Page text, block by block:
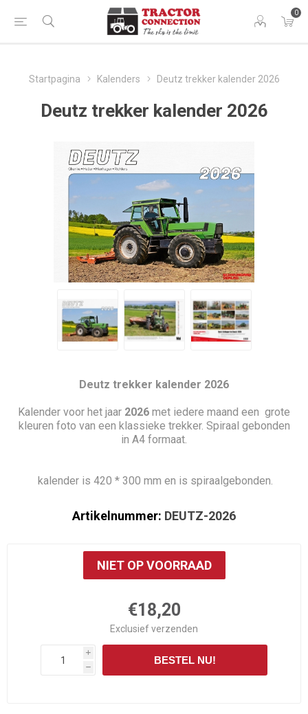
0
Startpagina Kalenders Deutz trekker kalender 2026
Deutz trekker kalender 2026
Deutz trekker kalender 2026
Kalender voor het jaar 2026 met iedere maand een grote
kleuren foto van een klassieke trekker. Spiraal gebonden
in A4 formaat.
kalender is 420 * 300 mm en is spiraalgebonden.
Artikelnummer: DEUTZ-2026
NIET OP VOORRAAD
€18,20
Exclusiefverzenden
i
h
BESTEL NU!